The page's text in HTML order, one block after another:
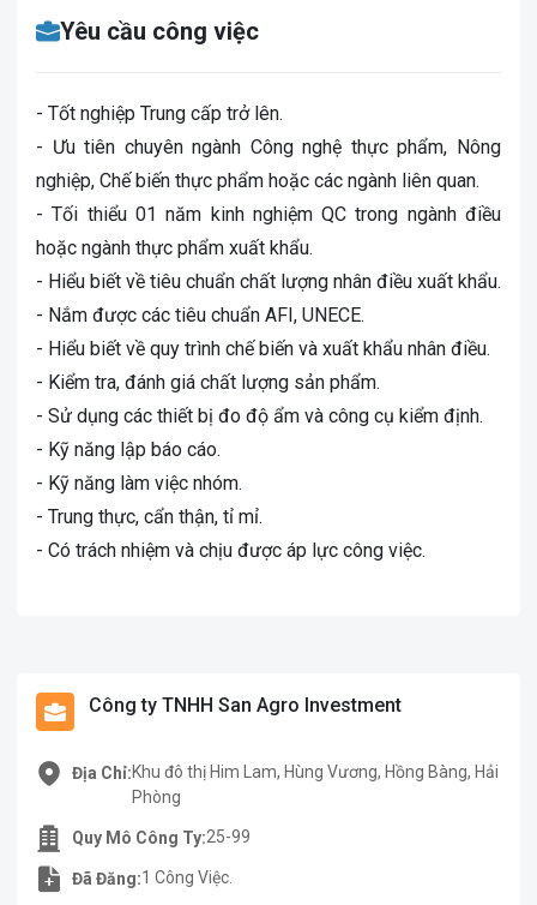
Yêu cầu công việc
- Tốt nghiệp Trung cấp trở lên.
- Ưu tiên chuyên ngành Công nghệ thực phẩm, Nông
nghiệp, Chế biến thực phẩm hoặc các ngành liên quan.
- Tối thiểu 01 năm kinh nghiệm QC trong ngành điều
hoặc ngành thực phẩm xuất khẩu.
- Hiểu biết về tiêu chuẩn chất lượng nhân điều xuất khẩu.
- Nắm được các tiêu chuẩn AFI, UNECE.
- Hiểu biết về quy trình chế biến và xuất khẩu nhân điều.
- Kiểm tra, đánh giá chất lượng sản phẩm.
- Sử dụng các thiết bị đo độ ẩm và công cụ kiểm định.
- Kỹ năng lập báo cáo.
- Kỹ năng làm việc nhóm.
- Trung thực, cẩn thận, tỉ mỉ.
- Có trách nhiệm và chịu được áp lực công việc.
Công ty TNHH San Agro Investment
Địa Chỉ:Khu đô thị Him Lam, Hùng Vương, Hồng Bàng, Hải
Phòng
Quy Mô Công Ty:25-99
Đã Đăng:1 Công Việc.